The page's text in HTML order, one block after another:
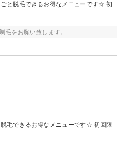
と脱毛できるお得なメニューです☆ 初
毛をお願い致します。
毛できるお得なメニューです☆ 初回限